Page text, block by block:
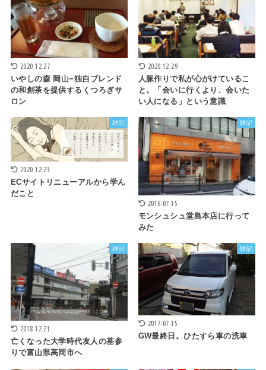
2020.12.27
いやしの森 岡山−独自ブレンド
の和創茶を提供するくつろぎサ
ロン
2020.12.29
人脈作りで私が心がけているこ
と。「会いに行くより、会いた
い人になる」という意識
雑記
2020.12.23
ECサイトリニューアルから学ん
だこと
雑記
2016.07.15
モンシュシュ堂島本店に行って
みた
雑記
2018.12.21
亡くなった大学時代友人の墓参
りで富山県高岡市へ
雑記
2017.07.15
GW最終日。ひたすら車の洗車